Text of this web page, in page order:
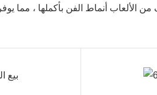
الألعاب أنماط الفن بأكملها ،